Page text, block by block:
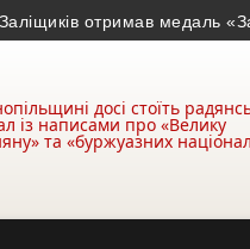
отримав медаль «За
досі стоїть
із написами про «Велику
та «буржуазних